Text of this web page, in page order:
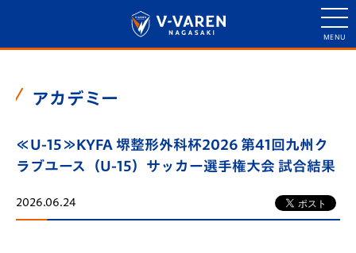
アカデミー
≪U-15≫KYFA 堺整形外科杯2026 第41回九州ク
ラブユース（U-15）サッカー選手権大会 試合結果
2026.06.24